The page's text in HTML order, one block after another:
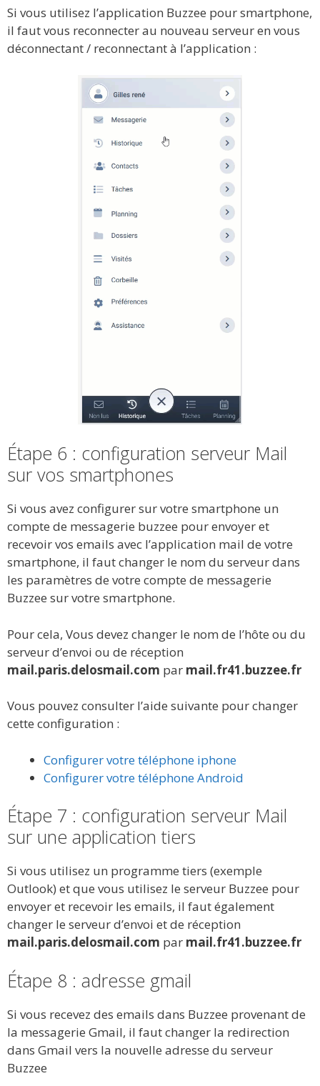
Si vous utilisez l’application Buzzee pour smartphone,
il faut vous reconnecter au nouveau serveur en vous
déconnectant / reconnectant à l’application :
Étape 6 : configuration serveur Mail
sur vos smartphones
Si vous avez configurer sur votre smartphone un
compte de messagerie buzzee pour envoyer et
recevoir vos emails avec l’application mail de votre
smartphone, il faut changer le nom du serveur dans
les paramètres de votre compte de messagerie
Buzzee sur votre smartphone.
Pour cela, Vous devez changer le nom de l’hôte ou du
serveur d’envoi ou de réception
mail.paris.delosmail.com par mail.fr41.buzzee.fr
Vous pouvez consulter l’aide suivante pour changer
cette configuration :
Configurer votre téléphone iphone
Configurer votre téléphone Android
Étape 7 : configuration serveur Mail
sur une application tiers
Si vous utilisez un programme tiers (exemple
Outlook) et que vous utilisez le serveur Buzzee pour
envoyer et recevoir les emails, il faut également
changer le serveur d’envoi et de réception
mail.paris.delosmail.com par mail.fr41.buzzee.fr
Étape 8 : adresse gmail
Si vous recevez des emails dans Buzzee provenant de
la messagerie Gmail, il faut changer la redirection
dans Gmail vers la nouvelle adresse du serveur
Buzzee